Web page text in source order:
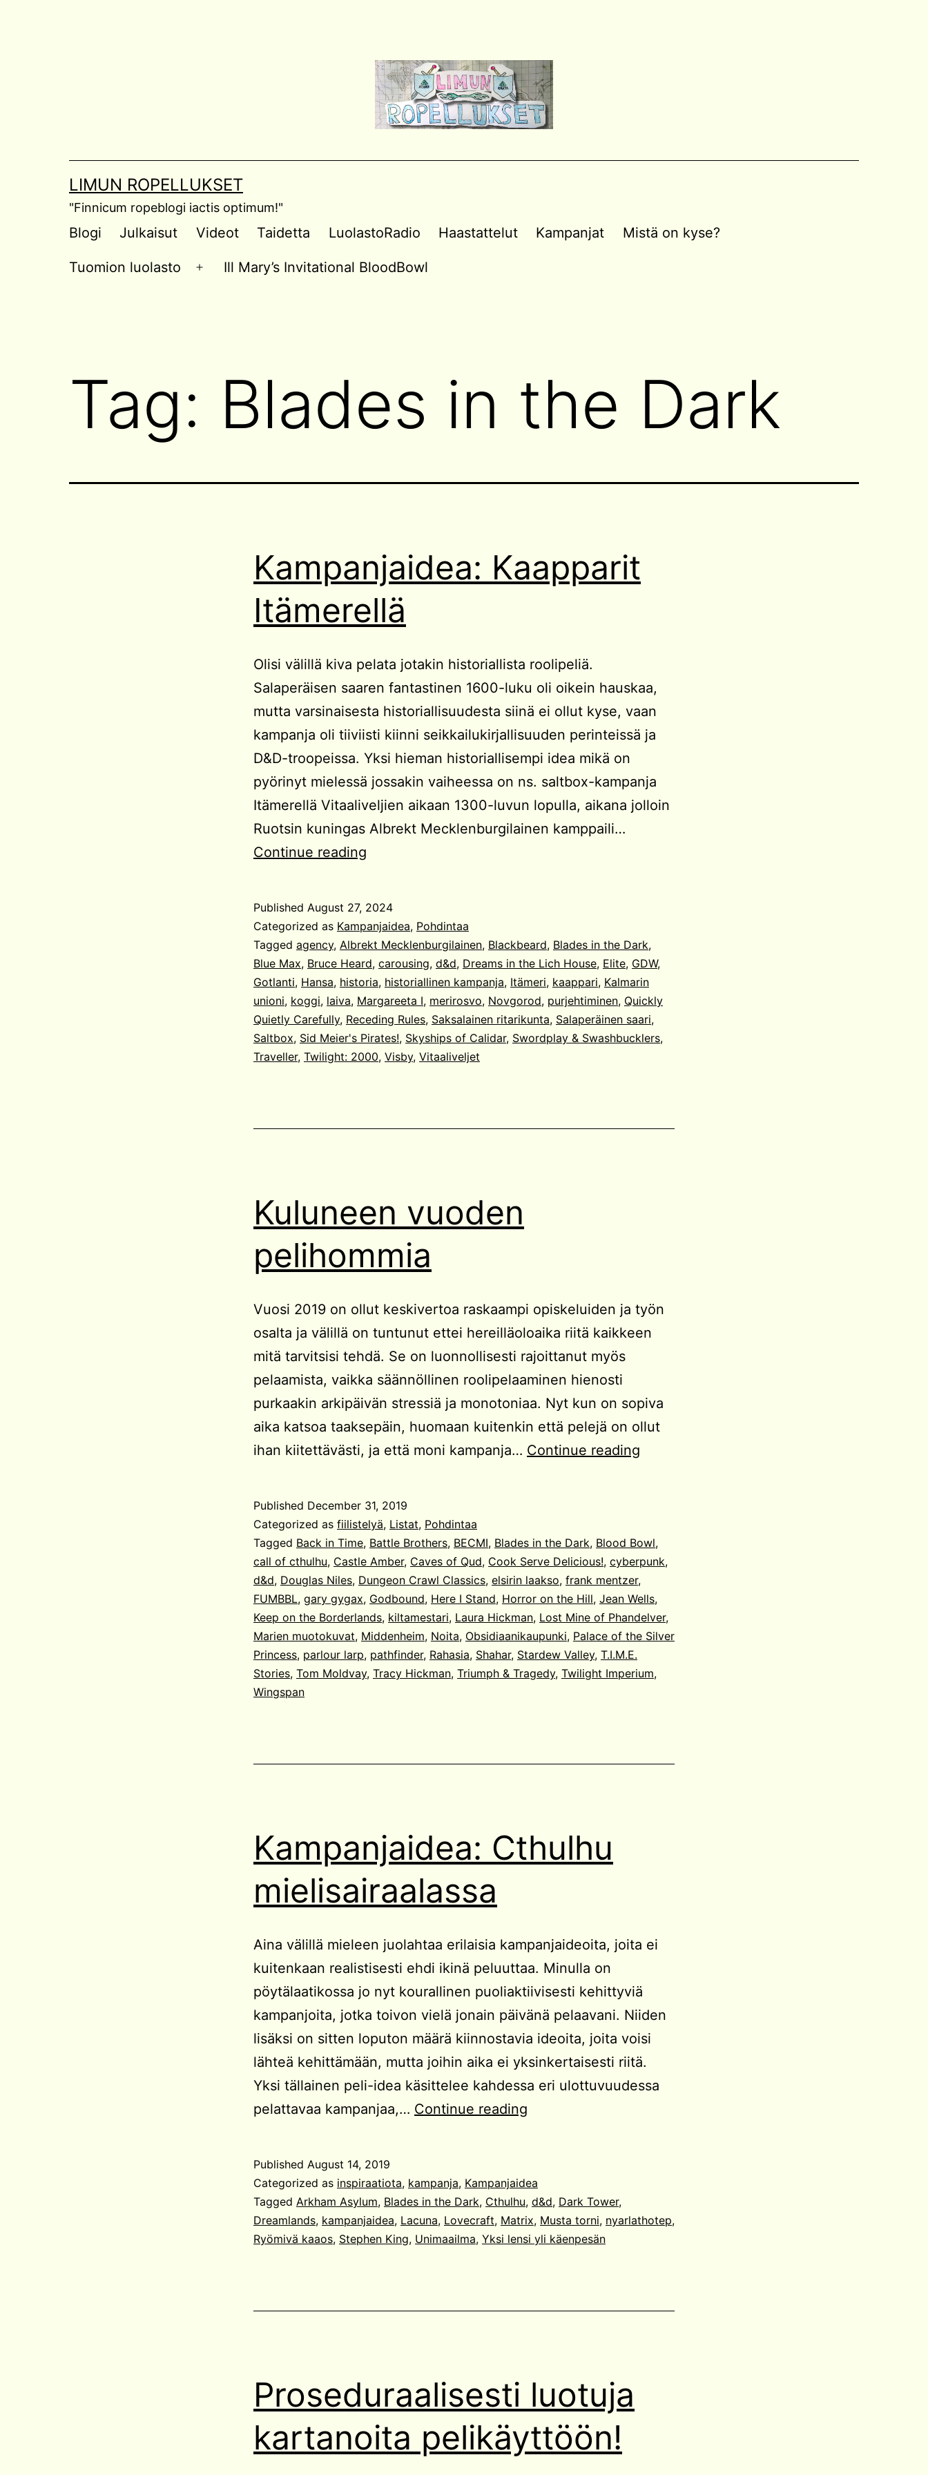
LIMUN ROPELLUKSET
"Finnicum ropeblogi iactis optimum!"
Blogi Julkaisut Videot Taidetta LuolastoRadio Haastattelut Kampanjat Mistä on kyse?
Tuomion luolasto
Open
Ill Mary’s Invitational BloodBowl
Tag: Blades in the Dark
Kampanjaidea: Kaapparit
Itämerellä
Olisi välillä kiva pelata jotakin historiallista roolipeliä.
Salaperäisen saaren fantastinen 1600-luku oli oikein hauskaa,
mutta varsinaisesta historiallisuudesta siinä ei ollut kyse, vaan
kampanja oli tiiviisti kiinni seikkailukirjallisuuden perinteissä ja
D&D-troopeissa. Yksi hieman historiallisempi idea mikä on
pyörinyt mielessä jossakin vaiheessa on ns. saltbox-kampanja
Itämerellä Vitaaliveljien aikaan 1300-luvun lopulla, aikana jolloin
Ruotsin kuningas Albrekt Mecklenburgilainen kamppaili…
Continue reading
Published August 27, 2024
Categorized as Kampanjaidea, Pohdintaa
Tagged agency, Albrekt Mecklenburgilainen, Blackbeard, Blades in the Dark,
Blue Max, Bruce Heard, carousing, d&d, Dreams in the Lich House, Elite, GDW,
Gotlanti, Hansa, historia, historiallinen kampanja, Itämeri, kaappari, Kalmarin
unioni, koggi, laiva, Margareeta I, merirosvo, Novgorod, purjehtiminen, Quickly
Quietly Carefully, Receding Rules, Saksalainen ritarikunta, Salaperäinen saari,
Saltbox, Sid Meier's Pirates!, Skyships of Calidar, Swordplay & Swashbucklers,
Traveller, Twilight: 2000, Visby, Vitaaliveljet
Kuluneen vuoden
pelihommia
Vuosi 2019 on ollut keskivertoa raskaampi opiskeluiden ja työn
osalta ja välillä on tuntunut ettei hereilläoloaika riitä kaikkeen
mitä tarvitsisi tehdä. Se on luonnollisesti rajoittanut myös
pelaamista, vaikka säännöllinen roolipelaaminen hienosti
purkaakin arkipäivän stressiä ja monotoniaa. Nyt kun on sopiva
aika katsoa taaksepäin, huomaan kuitenkin että pelejä on ollut
ihan kiitettävästi, ja että moni kampanja… Continue reading
Published December 31, 2019
Categorized as fiilistelyä, Listat, Pohdintaa
Tagged Back in Time, Battle Brothers, BECMI, Blades in the Dark, Blood Bowl,
call of cthulhu, Castle Amber, Caves of Qud, Cook Serve Delicious!, cyberpunk,
d&d, Douglas Niles, Dungeon Crawl Classics, elsirin laakso, frank mentzer,
FUMBBL, gary gygax, Godbound, Here I Stand, Horror on the Hill, Jean Wells,
Keep on the Borderlands, kiltamestari, Laura Hickman, Lost Mine of Phandelver,
Marien muotokuvat, Middenheim, Noita, Obsidiaanikaupunki, Palace of the Silver
Princess, parlour larp, pathfinder, Rahasia, Shahar, Stardew Valley, T.I.M.E.
Stories, Tom Moldvay, Tracy Hickman, Triumph & Tragedy, Twilight Imperium,
Wingspan
Kampanjaidea: Cthulhu
mielisairaalassa
Aina välillä mieleen juolahtaa erilaisia kampanjaideoita, joita ei
kuitenkaan realistisesti ehdi ikinä peluuttaa. Minulla on
pöytälaatikossa jo nyt kourallinen puoliaktiivisesti kehittyviä
kampanjoita, jotka toivon vielä jonain päivänä pelaavani. Niiden
lisäksi on sitten loputon määrä kiinnostavia ideoita, joita voisi
lähteä kehittämään, mutta joihin aika ei yksinkertaisesti riitä.
Yksi tällainen peli-idea käsittelee kahdessa eri ulottuvuudessa
pelattavaa kampanjaa,… Continue reading
Published August 14, 2019
Categorized as inspiraatiota, kampanja, Kampanjaidea
Tagged Arkham Asylum, Blades in the Dark, Cthulhu, d&d, Dark Tower,
Dreamlands, kampanjaidea, Lacuna, Lovecraft, Matrix, Musta torni, nyarlathotep,
Ryömivä kaaos, Stephen King, Unimaailma, Yksi lensi yli käenpesän
Proseduraalisesti luotuja
kartanoita pelikäyttöön!